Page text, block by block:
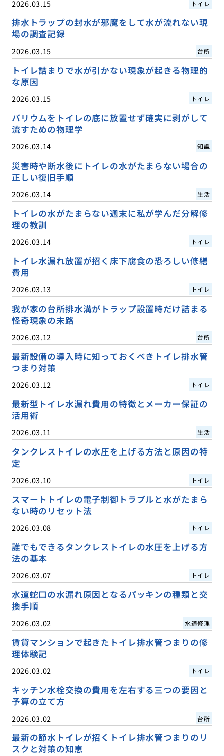
2026.03.15 トイレ
排水トラップの封水が邪魔をして水が流れない現
場の調査記録
2026.03.15 台所
トイレ詰まりで水が引かない現象が起きる物理的
な原因
2026.03.15 トイレ
バリウムをトイレの底に放置せず確実に剥がして
流すための物理学
2026.03.14 知識
災害時や断水後にトイレの水がたまらない場合の
正しい復旧手順
2026.03.14 生活
トイレの水がたまらない週末に私が学んだ分解修
理の教訓
2026.03.14 トイレ
トイレ水漏れ放置が招く床下腐食の恐ろしい修繕
費用
2026.03.13 トイレ
我が家の台所排水溝がトラップ設置時だけ詰まる
怪奇現象の末路
2026.03.12 台所
最新設備の導入時に知っておくべきトイレ排水管
つまり対策
2026.03.12 トイレ
最新型トイレ水漏れ費用の特徴とメーカー保証の
活用術
2026.03.11 生活
タンクレストイレの水圧を上げる方法と原因の特
定
2026.03.10 トイレ
スマートトイレの電子制御トラブルと水がたまら
ない時のリセット法
2026.03.08 トイレ
誰でもできるタンクレストイレの水圧を上げる方
法の基本
2026.03.07 トイレ
水道蛇口の水漏れ原因となるパッキンの種類と交
換手順
2026.03.02 水道修理
賃貸マンションで起きたトイレ排水管つまりの修
理体験記
2026.03.02 トイレ
キッチン水栓交換の費用を左右する三つの要因と
予算の立て方
2026.03.02 台所
最新の節水トイレが招くトイレ排水管つまりのリ
スクと対策の知恵